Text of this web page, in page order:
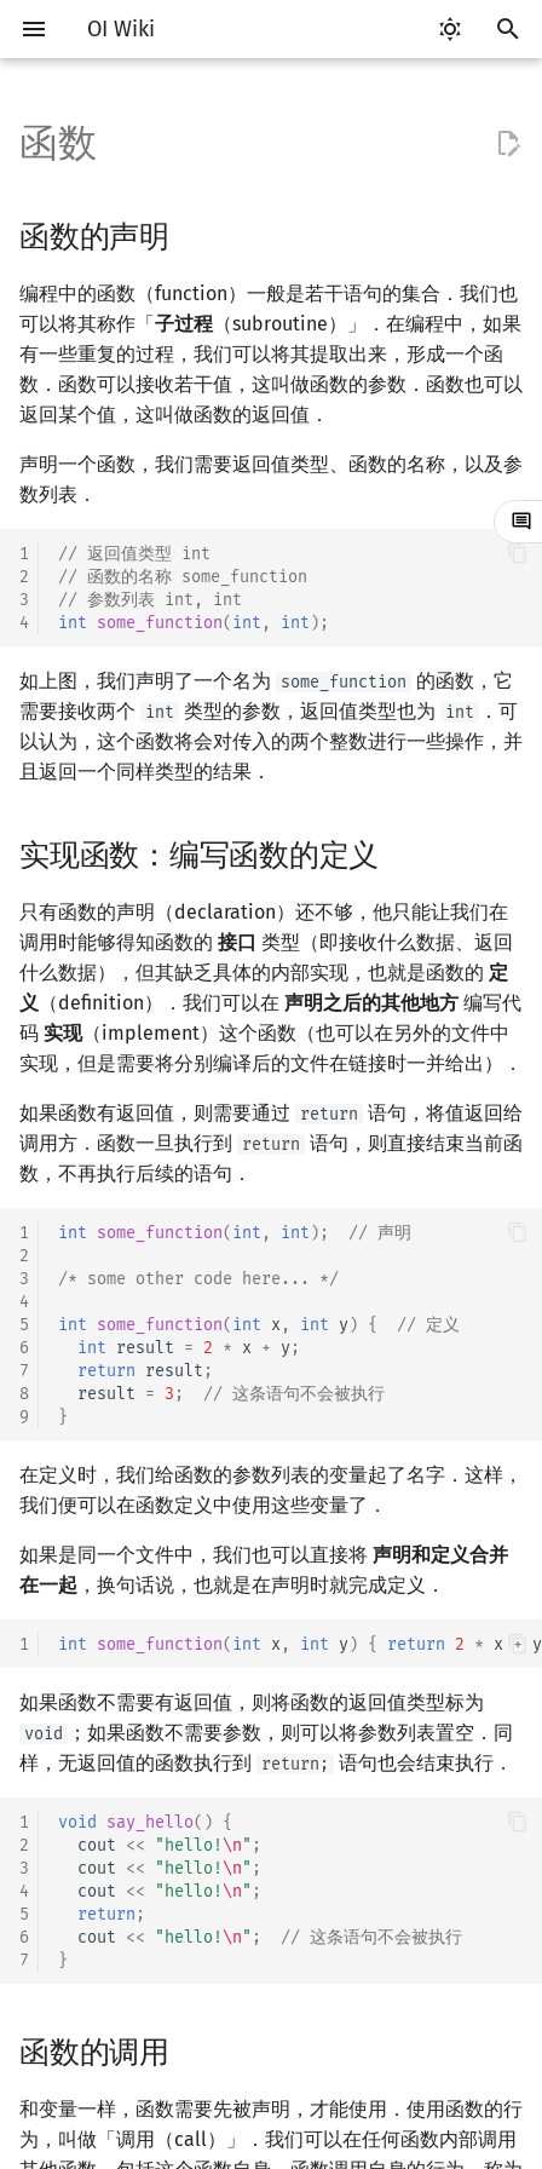
OI Wiki
入
始
搜
索
Getting Started
关于本项目
如何参与
OI Wiki 不是什么
格式手册
数学符号表
镜像站列表
比赛相关简介
赛事
题型
学习路线
学习资源
技巧
常见错误
常见技巧
工具软件简介
代码编辑工具
VS Code
Atom
Eclipse
Notepad++
CLion
Geany
Xcode
Sublime Text
CP Editor
Code::Blocks
评测工具 Cena
CCR Plus
Lemon
命令行
命令行编译与调试
编译器
Special Judge
Generator
Validator
Interactor
Checker
Polygon
OJ 工具
Git
分支
循环
数组
结构体
联合体
指针
函数的声明
实现函数：编写函数的定义
函数的调用
main 函数
C++ 标准库简介
STL 容器
序列式容器
关联式容器
无序关联式容器
容器适配器
STL 算法
bitset
string
pair
类
命名空间
值类别
重载运算符
引用
常量
Lambda 表达式
平衡树
编译优化
算法基础简介
复杂度
枚举
模拟
递归 & 分治
贪心
冒泡排序
插入排序
计数排序
基数排序
堆排序
桶排序
希尔排序
Tim 排序
排序相关 STL
排序应用
前缀和 & 差分
倍增
构造
搜索部分简介
DFS（搜索）
BFS（搜索）
双向搜索
启发式搜索
A*
IDA*
Dancing Links
Alpha–Beta 剪枝
动态规划部分简介
动态规划基础
记忆化搜索
背包 DP
区间 DP
DAG 上的 DP
状压 DP
插头 DP
计数 DP
概率 DP
DP 套 DP
DP 优化
斜率优化
四边形不等式优化
Slope Trick 优化
WQS 二分
其它 DP 方法
字符串部分简介
字符串基础
标准库
字符串匹配
字符串哈希
字典树 (Trie)
Boyer–Moore 算法
Z 函数（扩展 KMP）
AC 自动机
后缀数组 (SA)
后缀平衡树
广义后缀自动机
后缀树
Manacher
回文树
序列自动机
最小表示法
Lyndon 分解
Main–Lorentz 算法
数学部分简介
布尔代数
数字系统 平衡三进制
格雷码
位操作
二进制集合操作
高精度计算
置换和排列
弧度制与坐标系
复数
数论
素数
最大公约数
欧拉函数
筛法
费马小定理 & 欧拉定理
模逆元
线性同余方程
升幂引理
阶乘取模
卢卡斯定理
同余方程
二次剩余
离散对数
高次剩余 & 单位根
狄利克雷卷积
莫比乌斯反演
Powerful Number 筛
Min_25 筛
洲阁筛
类欧几里德算法
Stern–Brocot 树与 Farey
快速傅里叶变换
快速数论变换
快速沃尔什变换
Chirp Z 变换
多项式初等函数
常系数齐次线性递推
多项式平移|连续点值平移
Lagrange 反演
形式幂级数复合|复合逆
普通生成函数
指数生成函数
组合数学
容斥原理
斐波那契数列
错位排列
卡特兰数
伯努利数
Entringer Number
Eulerian Number
范德蒙德卷积
Pólya 计数
图论计数
线性代数
内积和外积
矩阵
初等变换
行列式
线性映射
特征多项式
对角化
线性规划
抽象代数
环论
域论
Schreier–Sims 算法
概率论
随机变量
随机变量的数字特征
概率不等式
博弈论
零和游戏
非公平组合游戏
数值算法
高斯消元
牛顿迭代法
序理论
杨氏矩阵
拟阵
Berlekamp–Massey 算法
数据结构部分简介
栈
队列
链表
哈希表
并查集
配对堆
左偏树
块状数据结构
块状链表
树分块
Sqrt Tree
单调队列
ST 表
线段树
李超线段树
猫树
区间最值操作 & 区间历史
划分树
二叉搜索树 & 平衡树
Splay 树
WBLT
替罪羊树
笛卡尔树
红黑树
左偏红黑树
AA 树
跳表
可持久化数据结构
可持久化块状数组
可持久化平衡树
可持久化字典树
可持久化可并堆
树套树
线段树套平衡树
树状数组套权值线段树
分块套树状数组
K-D Tree
动态树
Euler Tour Tree
Top Tree
析合树
PQ 树
手指树
图论部分简介
图论相关概念
图的存储
DFS（图论）
BFS（图论）
树上问题
树的中心
树的重心
最近公共祖先
树链剖分
树分治
动态树分治
AHU 算法
树上随机游走
拓扑排序
k 短路
同余最短路
生成树问题
最小直径生成树
斯坦纳树
连通性相关
割点和桥
圆方树
点/边连通度
环计数问题
最小环
2-SAT
欧拉图
哈密顿图
二分图
平面图
弦图
图的着色
网络流
最小割
费用流
上下界网络流
Stoer–Wagner 算法
二分图最大权匹配
一般图最大匹配
一般图最大权匹配
稳定匹配
Prüfer 序列
矩阵树定理
LGV 引理
最大团搜索算法
支配树
图上随机游走
计算几何部分简介
二维计算几何基础
三维计算几何基础
距离
Pick 定理
三角剖分
扫描线
半平面交
平面最近点对
反演变换
计算几何杂项
杂项简介
离散化
双指针
离线算法
整体二分
莫队算法
分数规划
随机化
爬山算法
模拟退火
有限状态自动机
字节顺序
约瑟夫问题
在一台机器上规划任务
主元素问题
Garsia–Wachs 算法
15-puzzle
Kahan 求和
珂朵莉树/颜色段均摊
空间优化简介
RMQ
并查集应用
括号序列
线段树与离线询问
函数
函数的声明
编程中的函数（function）一般是若干语句的集合．我们也
可以将其称作「子过程 （subroutine）」．在编程中，如果
有一些重复的过程，我们可以将其提取出来，形成一个函
数．函数可以接收若干值，这叫做函数的参数．函数也可以
返回某个值，这叫做函数的返回值．
声明一个函数，我们需要返回值类型、函数的名称，以及参
数列表．
1
2
3
4
// 返回值类型 int
// 函数的名称 some_function
// 参数列表 int, int
int some_function(int , int);
如上图，我们声明了一个名为 some_function 的函数，它
需要接收两个 int 类型的参数，返回值类型也为 int
．可
以认为，这个函数将会对传入的两个整数进行一些操作，并
且返回一个同样类型的结果．
实现函数：编写函数的定义
只有函数的声明（declaration）还不够，他只能让我们在
调用时能够得知函数的 接口 类型（即接收什么数据、返回
什么数据），但其缺乏具体的内部实现，也就是函数的 定
义 （definition）．我们可以在 声明之后的其他地方 编写代
码 实现（implement）这个函数（也可以在另外的文件中
实现，但是需要将分别编译后的文件在链接时一并给出）．
如果函数有返回值，则需要通过 return 语句，将值返回给
调用方．函数一旦执行到 return 语句，则直接结束当前函
数，不再执行后续的语句．
1
2
3
4
5
6
7
8
9
int some_function(int , int); // 声明
/* some other code here... */
int some_function(int x, int y) {
// 定义
int result = 2 * x + y;
return result ;
result = 3 ;
// 这条语句不会被执行
}
在定义时，我们给函数的参数列表的变量起了名字．这样，
我们便可以在函数定义中使用这些变量了．
如果是同一个文件中，我们也可以直接将 声明和定义合并
在一起 ，换句话说，也就是在声明时就完成定义．
1 int some_function(int x, int y) { return 2 * x + y
如果函数不需要有返回值，则将函数的返回值类型标为
void
；如果函数不需要参数，则可以将参数列表置空．同
样，无返回值的函数执行到 return; 语句也会结束执行．
1
2
3
4
5
6
7
void say_hello() {
cout << "hello! \n" ;
cout << "hello! \n" ;
cout << "hello! \n" ;
return ;
cout << "hello! \n" ;
// 这条语句不会被执行
}
函数的调用
和变量一样，函数需要先被声明，才能使用．使用函数的行
为，叫做「调用（call）」．我们可以在任何函数内部调用